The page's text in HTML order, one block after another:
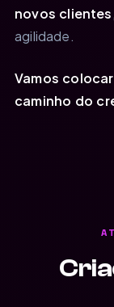
novos clientes
agilidade.
Vamos
caminho do